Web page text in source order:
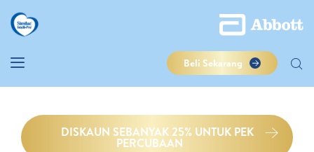
Beli Sekarang
DISKAUN SEBANYAK 25% UNTUK PEK
PERCUBAAN